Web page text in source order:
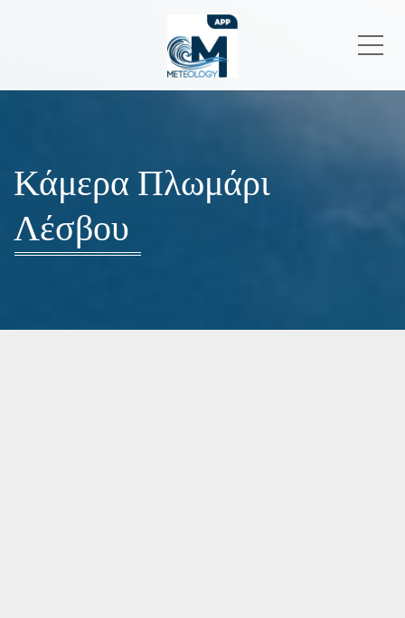
Κάμερα Πλωμάρι
Λέσβου